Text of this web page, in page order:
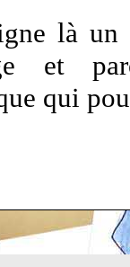
là un
et
qui